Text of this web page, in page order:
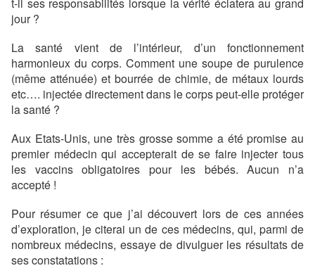
t-il ses responsabilités lorsque la vérité éclatera au grand
jour ?
La santé vient de l’intérieur, d’un fonctionnement
harmonieux du corps. Comment une soupe de purulence
(même atténuée) et bourrée de chimie, de métaux lourds
etc…. injectée directement dans le corps peut-elle protéger
la santé ?
Aux Etats-Unis, une très grosse somme a été promise au
premier médecin qui accepterait de se faire injecter tous
les vaccins obligatoires pour les bébés. Aucun n’a
accepté !
Pour résumer ce que j’ai découvert lors de ces années
d’exploration, je citerai un de ces médecins, qui, parmi de
nombreux médecins, essaye de divulguer les résultats de
ses constatations :